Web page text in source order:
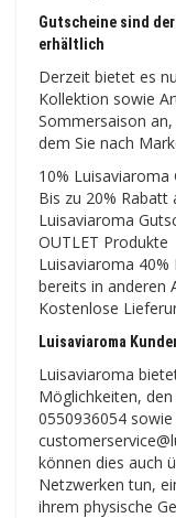
Gutscheine sind
erhältlich
Derzeit bietet es
Kollektion sowie
Sommersaison
dem Sie nach
10%
Bis zu 20% Rabatt
Luisaviaroma
OUTLET Produkte
Luisaviaroma
bereits in anderen
Kostenlose
Luisaviaroma
Luisaviaroma
Möglichkeiten,
0550936054
können dies auch
Netzwerken tun,
ihrem physische